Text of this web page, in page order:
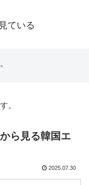
ている
。
ら見る韓国エ
2025.07.30